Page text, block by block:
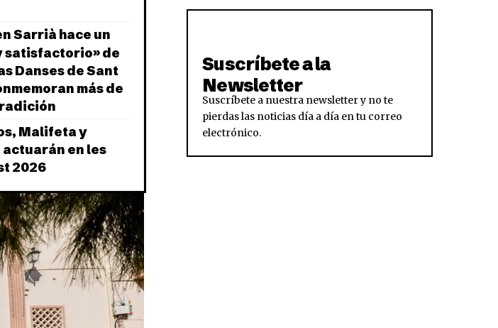
Sarrià hace un
satisfactorio» de
Danses de Sant
más de
Malifeta y
en les
2026
Suscríbete a la
Newsletter
Suscríbete a nuestra newsletter y no te
pierdas las noticias día a día en tu correo
electrónico.